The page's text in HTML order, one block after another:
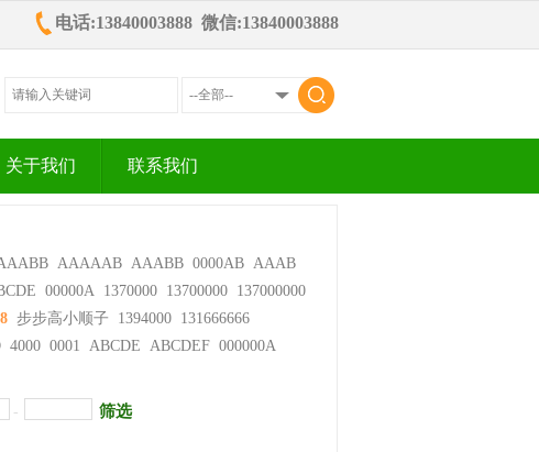
电话:13840003888 微信:13840003888
关于我们 联系我们
AAAAAB AAABB 0000AB AAAB
00000A 1370000 13700000 137000000
步步高小顺子 1394000 131666666
4000 0001 ABCDE ABCDEF 000000A
- 筛选